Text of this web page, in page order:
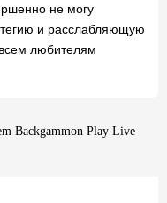
не могу
и расслабляющую
любителям
Backgammon Play Live